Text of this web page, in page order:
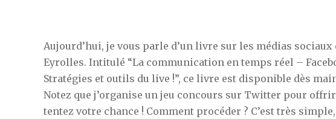
Aujourd’hui, je vous parle d’un livre sur les médias
Eyrolles. Intitulé “La communication en temps réel –
Stratégies et outils du live !”, ce livre est disponible dès
Notez que j’organise un jeu concours sur Twitter pour
tentez votre chance ! Comment procéder ? C’est très